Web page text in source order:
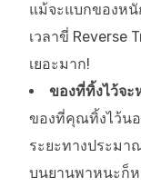
แม้จะแบกของหนั
เวลาขี่ Reverse
เยอะมาก!
ของที่ทิ้งไว้จะ
ของที่คุณทิ้งไว้นอ
ระยะทางประมา
บนยานพาหนะก็ห